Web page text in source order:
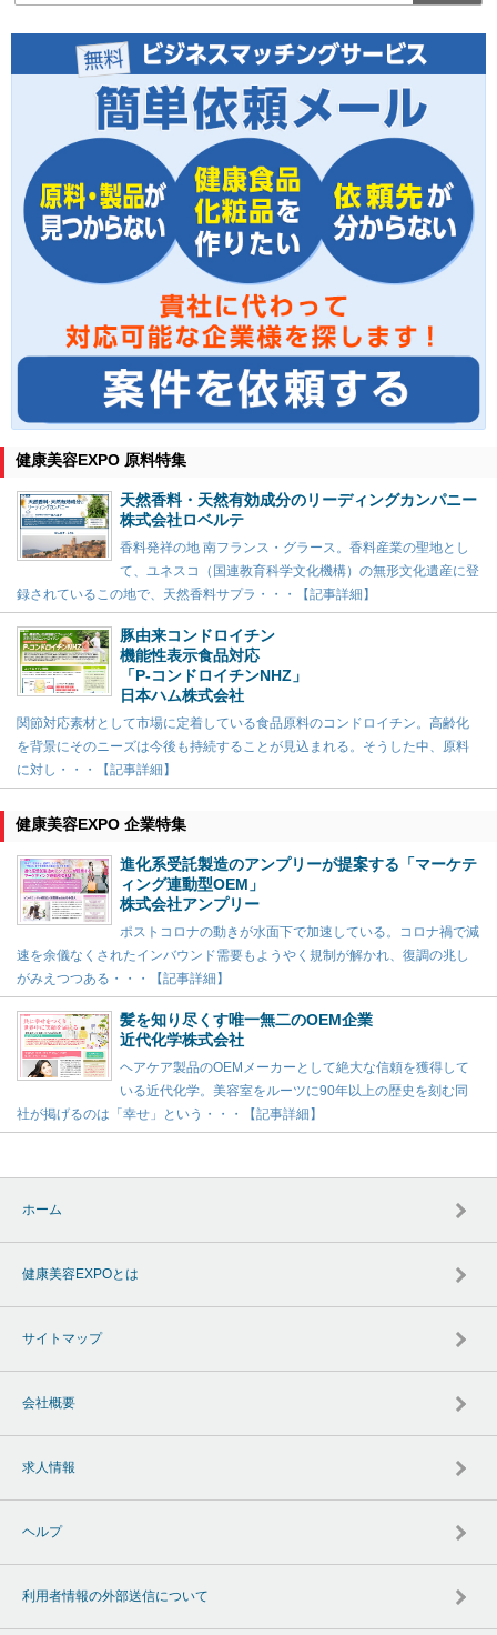
健康美容EXPO 原料特集
天然香料・天然有効成分のリーディングカンパニー
株式会社ロベルテ
香料発祥の地 南フランス・グラース。香料産業の聖地とし
て、ユネスコ（国連教育科学文化機構）の無形文化遺産に登
録されているこの地で、天然香料サプラ・・・【記事詳細】
豚由来コンドロイチン
機能性表示食品対応
「P-コンドロイチンNHZ」
日本ハム株式会社
関節対応素材として市場に定着している食品原料のコンドロイチン。高齢化
を背景にそのニーズは今後も持続することが見込まれる。そうした中、原料
に対し・・・【記事詳細】
健康美容EXPO 企業特集
進化系受託製造のアンプリーが提案する「マーケテ
ィング連動型OEM」
株式会社アンプリー
ポストコロナの動きが水面下で加速している。コロナ禍で減
速を余儀なくされたインバウンド需要もようやく規制が解かれ、復調の兆し
がみえつつある・・・【記事詳細】
髪を知り尽くす唯一無二のOEM企業
近代化学株式会社
ヘアケア製品のOEMメーカーとして絶大な信頼を獲得して
いる近代化学。美容室をルーツに90年以上の歴史を刻む同
社が掲げるのは「幸せ」という・・・【記事詳細】
ホーム
健康美容EXPOとは
サイトマップ
会社概要
求人情報
ヘルプ
利用者情報の外部送信について